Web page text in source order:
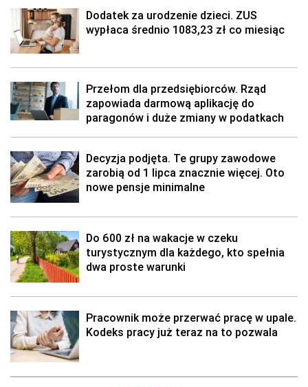
Dodatek za urodzenie dzieci. ZUS
wypłaca średnio 1083,23 zł co miesiąc
Przełom dla przedsiębiorców. Rząd
zapowiada darmową aplikację do
paragonów i duże zmiany w podatkach
Decyzja podjęta. Te grupy zawodowe
zarobią od 1 lipca znacznie więcej. Oto
nowe pensje minimalne
Do 600 zł na wakacje w czeku
turystycznym dla każdego, kto spełnia
dwa proste warunki
Pracownik może przerwać pracę w upale.
Kodeks pracy już teraz na to pozwala